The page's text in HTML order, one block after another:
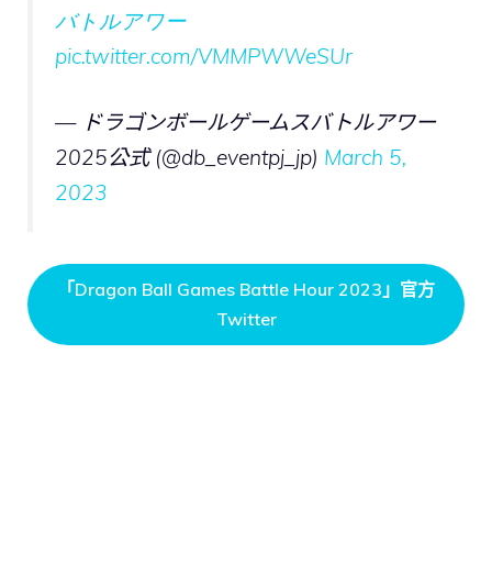
バトルアワー
pic.twitter.com/VMMPWWeSUr
— ドラゴンボールゲームスバトルアワー
2025公式 (@db_eventpj_jp) March 5,
2023
「Dragon Ball Games Battle Hour 2023」官方
Twitter